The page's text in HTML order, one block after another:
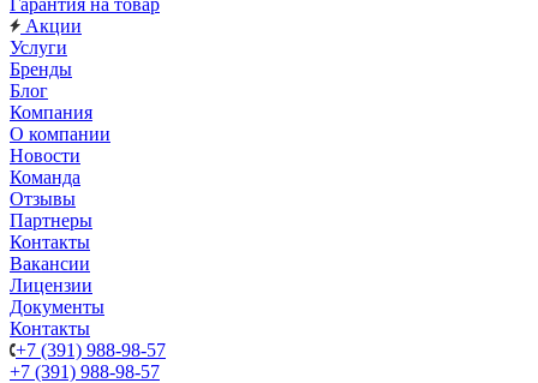
Гарантия на товар
Акции
Услуги
Бренды
Блог
Компания
О компании
Новости
Команда
Отзывы
Партнеры
Контакты
Вакансии
Лицензии
Документы
Контакты
+7 (391) 988-98-57
+7 (391) 988-98-57